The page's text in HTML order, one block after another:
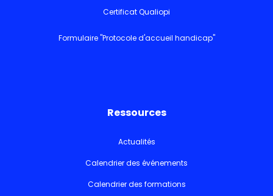
Certificat Qualiopi
Formulaire "Protocole d'accueil handicap"
Ressources
Actualités
Calendrier des événements
Calendrier des formations